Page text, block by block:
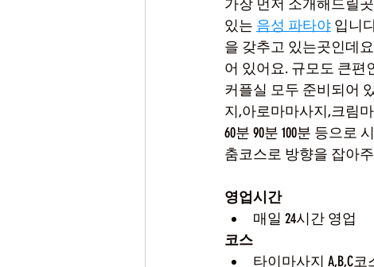
가장 먼저 소개해드릴
있는 음성 파타야 입니
을 갖추고 있는곳인데
어 있어요. 규모도 큰편
커플실 모두 준비되어
지,아로마마사지,크림
60분 90분 100분 등으로
춤코스로 방향을 잡아
영업시간
매일 24시간 영업
코스
타이마사지 A,B,C코